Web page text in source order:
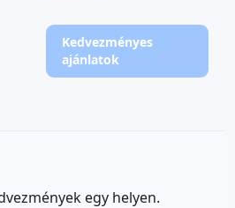
Kedvezményes
ajánlatok
egy helyen.